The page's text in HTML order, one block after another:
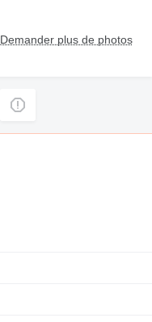
Demander plus de photos